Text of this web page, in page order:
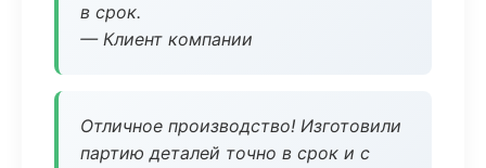
в срок.
— Клиент компании
Отличное производство! Изготовили
партию деталей точно в срок и с